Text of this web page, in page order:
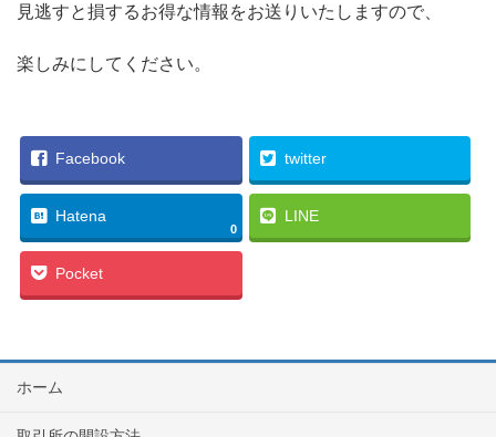
見逃すと損するお得な情報をお送りいたしますので、
楽しみにしてください。
Facebook twitter
Hatena
0
LINE
Pocket
ホーム